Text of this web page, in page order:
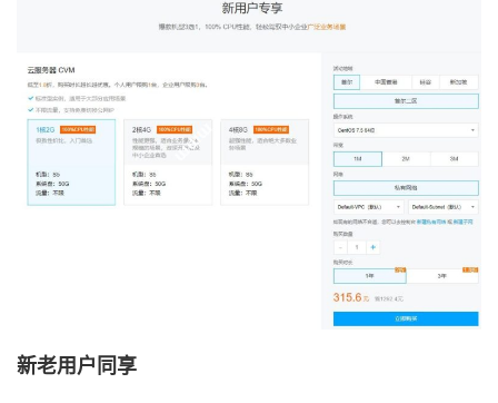
新老用户同享